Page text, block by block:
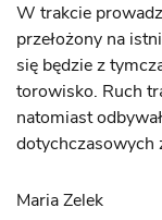
W trakcie
przełożony na
się będzie z
torowisko. Ruch
natomiast
dotychczasowych
Maria Zelek